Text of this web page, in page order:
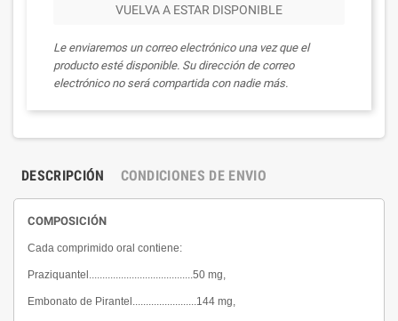
VUELVA A ESTAR DISPONIBLE
Le enviaremos un correo electrónico una vez que el
producto esté disponible. Su dirección de correo
electrónico no será compartida con nadie más.
DESCRIPCIÓN CONDICIONES DE ENVIO
COMPOSICIÓN
Cada comprimido oral contiene:
Praziquantel.......................................50 mg,
Embonato de Pirantel........................144 mg,